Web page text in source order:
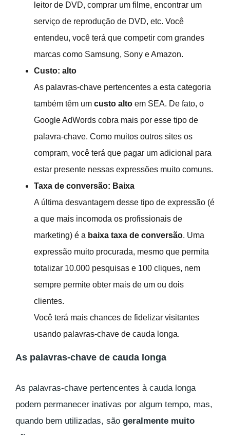
leitor de DVD, comprar um filme, encontrar um
serviço de reprodução de DVD, etc. Você
entendeu, você terá que competir com grandes
marcas como Samsung, Sony e Amazon.
Custo: alto
As palavras-chave pertencentes a esta categoria
também têm um custo alto em SEA. De fato, o
Google AdWords cobra mais por esse tipo de
palavra-chave. Como muitos outros sites os
compram, você terá que pagar um adicional para
estar presente nessas expressões muito comuns.
Taxa de conversão: Baixa
A última desvantagem desse tipo de expressão (é
a que mais incomoda os profissionais de
marketing) é a baixa taxa de conversão. Uma
expressão muito procurada, mesmo que permita
totalizar 10.000 pesquisas e 100 cliques, nem
sempre permite obter mais de um ou dois
clientes.
Você terá mais chances de fidelizar visitantes
usando palavras-chave de cauda longa.
As palavras-chave de cauda longa
As palavras-chave pertencentes à cauda longa
podem permanecer inativas por algum tempo, mas,
quando bem utilizadas, são geralmente muito